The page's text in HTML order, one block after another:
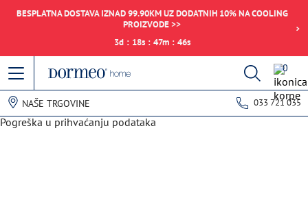
BESPLATNA DOSTAVA IZNAD 99.90KM UZ DODATNIH 10% NA COOLING
PROIZVODE >>
3d : 18s : 47m : 46s
0
NAŠE TRGOVINE 033 721 035
Pogreška u prihvaćanju podataka